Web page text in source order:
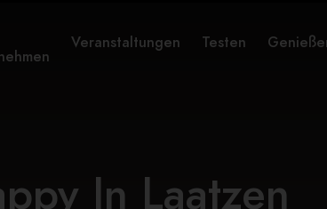
Veranstaltungen Testen
In Laatzen